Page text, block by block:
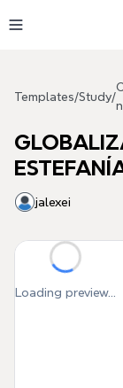
Templates/Study/
jalexei
Loading preview...